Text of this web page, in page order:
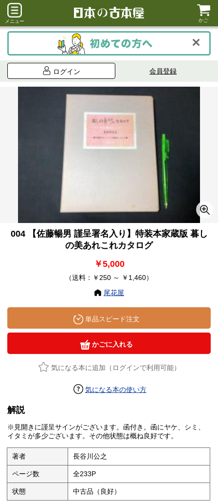
メニュー かご
ログイン 会員登録
004 【佐藤暢男 謹呈署名入り】特装本家蔵版 暮し
の美あれこれカタログ
￥5,000
（送料：￥250 ～ ￥1,460）
尾花屋
単品スピード注文
かごに入れる
気になる本に追加（ログインで利用可能）
気になる本の使い方
解説
※見開きに謹呈サインがございます。函付き。函にヤケ、シミ、
イタミが多少ございます。その他状態は概ね良好です。
著者 長谷川公之
ページ数 全233P
状態 中古品（良好）